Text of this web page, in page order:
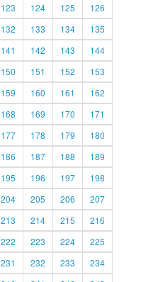
123 124 125
126
132 133 134
135
141 142 143
144
150 151 152
153
159 160 161
162
168 169 170
171
177 178 179
180
186 187 188
189
195 196 197
198
204 205 206
207
213 214 215
216
222 223 224
225
231 232 233
234